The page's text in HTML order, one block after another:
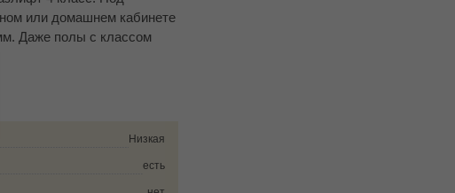
или домашнем кабинете
Даже полы с классом
Низкая
есть